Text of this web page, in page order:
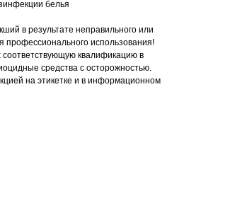
белья
в результате неправильного или
профессионального использования!
квалификацию в
средства с осторожностью.
на этикетке и в информационном